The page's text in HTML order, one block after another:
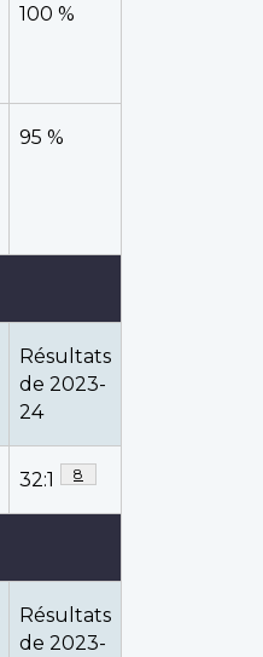
100 %
95 %
Résultats
de 2023-
24
32:1 Note de bas de page
8
Résultats
de 2023-